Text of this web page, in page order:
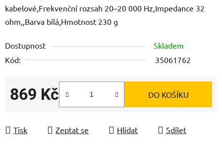
kabelové,Frekvenční rozsah 20–20 000 Hz,Impedance 32
ohm,,Barva bílá,Hmotnost 230 g
Dostupnost
Skladem
Kód:
35061762
869 Kč DO KOŠÍKU
Tisk Zeptat se Hlídat Sdílet